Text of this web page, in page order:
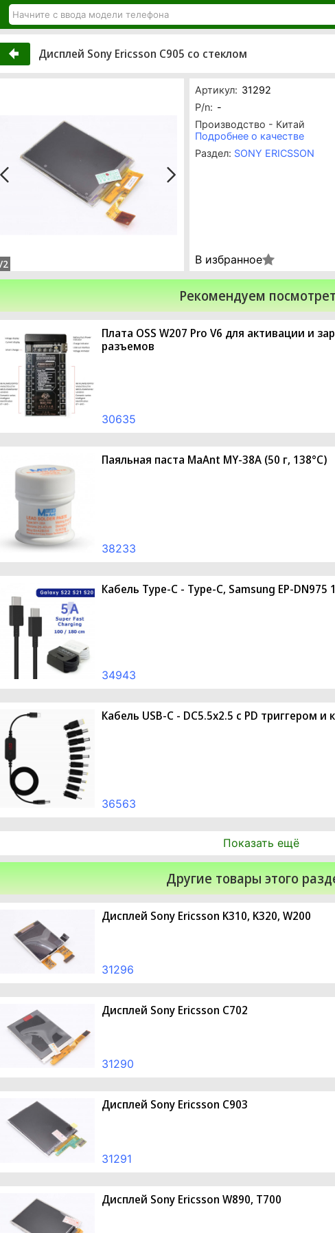
Дисплей Sony Ericsson C905 со стеклом
2
Артикул: 31292
P/n: -
Производство - Китай
Подробнее о качестве
Раздел: SONY ERICSSON
В избранное
Рекомендуем
Плата OSS W207 Pro V6 для активации и
разъемов
30635
Паяльная паста MaAnt MY-38A (50 г, 138°C)
38233
Кабель Type-C - Type-C, Samsung EP-
34943
Кабель USB-C - DC5.5x2.5 с PD триггером
36563
Показать ещё
Другие товары этого
Дисплей Sony Ericsson K310, K320, W200
31296
Дисплей Sony Ericsson C702
31290
Дисплей Sony Ericsson С903
31291
Дисплей Sony Ericsson W890, T700